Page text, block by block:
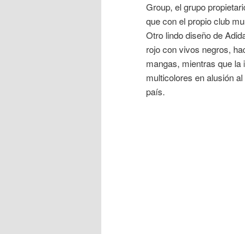
Group, el grupo
que con el propio club
Otro lindo diseño de
rojo con vivos negros,
mangas, mientras que la
multicolores en alusión
país.